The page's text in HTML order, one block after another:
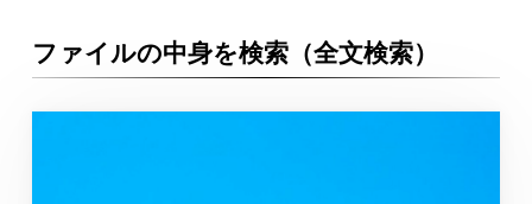
ファイルの中身を検索（全文検索）